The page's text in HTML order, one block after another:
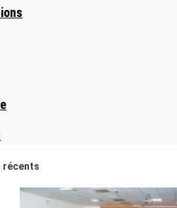
récents